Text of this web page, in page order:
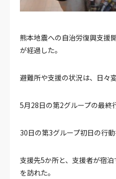
熊本地震への自治労復興支援
が経過した。
避難所や支援の状況は、日々
5月28日の第2グループの最終
30日の第3グループ初日の行動
支援先5か所と、支援者が宿
を訪れた。